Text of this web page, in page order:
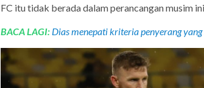
FC itu tidak berada dalam perancangan musim
BACA LAGI: Dias menepati kriteria penyerang